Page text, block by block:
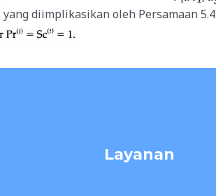
yang diimplikasikan oleh Persamaan
Layanan